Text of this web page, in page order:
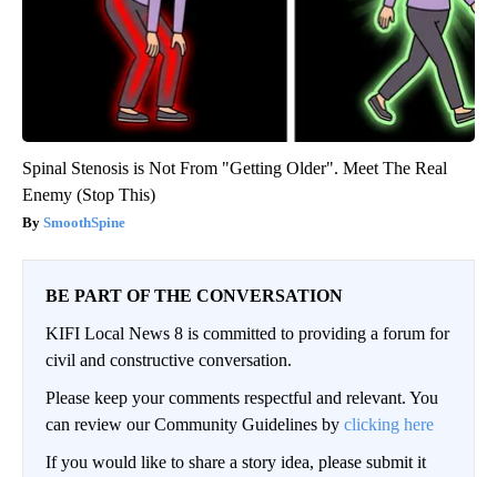
Spinal Stenosis is Not From "Getting Older". Meet The Real
Enemy (Stop This)
SmoothSpine
BE PART OF THE CONVERSATION
KIFI Local News 8 is committed to providing a forum for
civil and constructive conversation.
Please keep your comments respectful and relevant. You
can review our Community Guidelines by clicking here
If you would like to share a story idea, please submit it